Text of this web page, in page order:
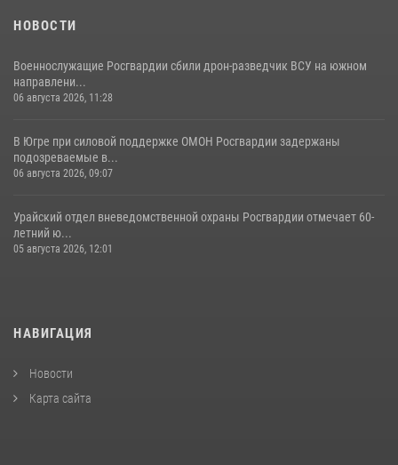
НОВОСТИ
Военнослужащие Росгвардии сбили дрон-разведчик ВСУ на южном
направлени...
06 августа 2026, 11:28
В Югре при силовой поддержке ОМОН Росгвардии задержаны
подозреваемые в...
06 августа 2026, 09:07
Урайский отдел вневедомственной охраны Росгвардии отмечает 60-
летний ю...
05 августа 2026, 12:01
НАВИГАЦИЯ
Новости
Карта сайта